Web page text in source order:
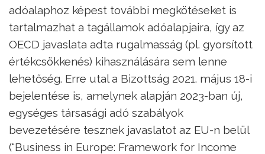
adóalaphoz képest további megkötéseket is
tartalmazhat a tagállamok adóalapjaira, így az
OECD javaslata adta rugalmasság (pl. gyorsított
értékcsökkenés) kihasználására sem lenne
lehetőség. Erre utal a Bizottság 2021. május 18-i
bejelentése is, amelynek alapján 2023-ban új,
egységes társasági adó szabályok
bevezetésére tesznek javaslatot az EU-n belül
(“Business in Europe: Framework for Income